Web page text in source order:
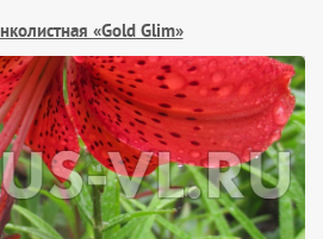
«Gold Glim»